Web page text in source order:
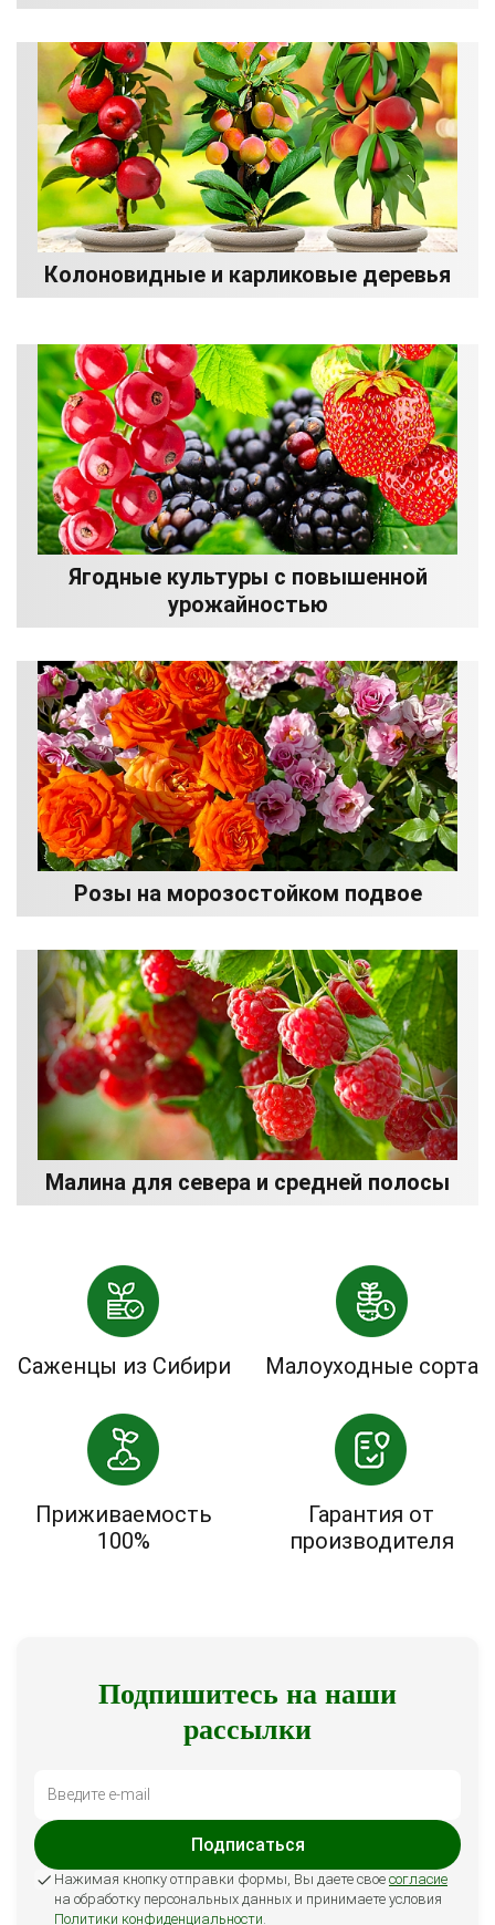
Колоновидные и карликовые деревья
Ягодные культуры с повышенной
урожайностью
Розы на морозостойком подвое
Малина для севера и средней полосы
Саженцы из Сибири Малоуходные сорта
Приживаемость
100%
Гарантия от
производителя
Подпишитесь на наши
рассылки
Подписаться
Нажимая кнопку отправки формы, Вы даете свое согласие
на обработку персональных данных и принимаете условия
Политики конфиденциальности.